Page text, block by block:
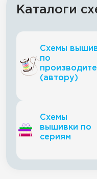
Каталоги
Схемы
по
(автору)
Схемы
вышивки по
сериям